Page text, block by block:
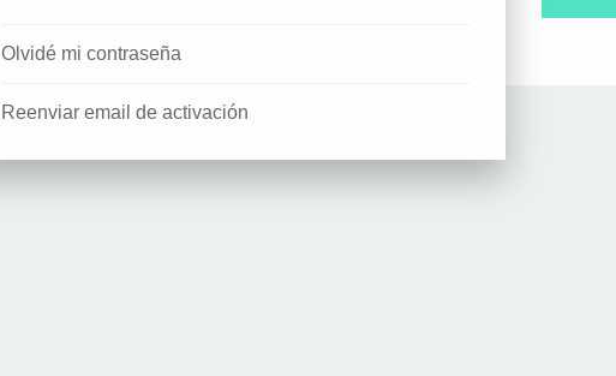
Olvidé mi contraseña
Reenviar email de activación